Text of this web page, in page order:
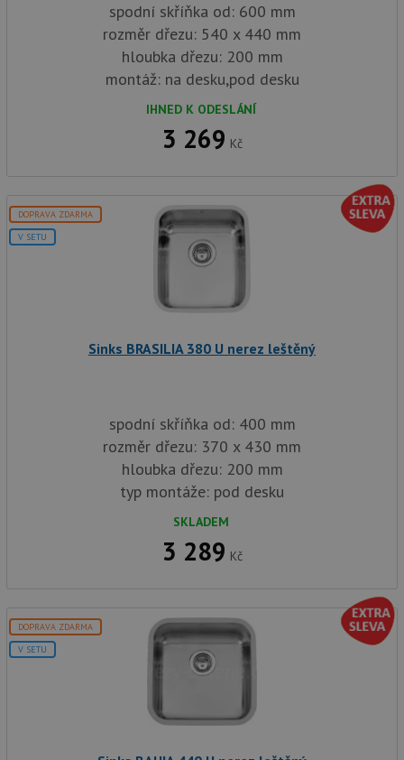
spodní skříňka od: 600 mm
rozměr dřezu: 540 x 440 mm
hloubka dřezu: 200 mm
montáž: na desku,pod desku
IHNED K ODESLÁNÍ
3 269 Kč
DOPRAVA ZDARMA
V SETU
Sinks BRASILIA 380 U nerez leštěný
spodní skříňka od: 400 mm
rozměr dřezu: 370 x 430 mm
hloubka dřezu: 200 mm
typ montáže: pod desku
SKLADEM
3 289 Kč
DOPRAVA ZDARMA
V SETU